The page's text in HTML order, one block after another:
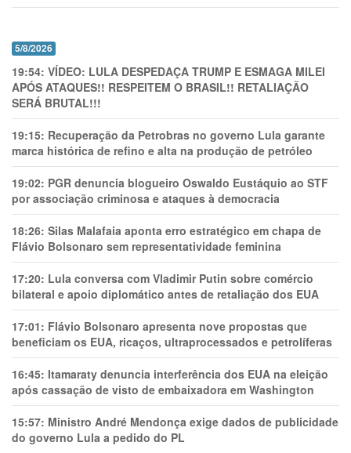
5/8/2026
19:54: VÍDEO: LULA DESPEDAÇA TRUMP E ESMAGA MILEI
APÓS ATAQUES!! RESPEITEM O BRASIL!! RETALIAÇÃO
SERÁ BRUTAL!!!
19:15: Recuperação da Petrobras no governo Lula garante
marca histórica de refino e alta na produção de petróleo
19:02: PGR denuncia blogueiro Oswaldo Eustáquio ao STF
por associação criminosa e ataques à democracia
18:26: Silas Malafaia aponta erro estratégico em chapa de
Flávio Bolsonaro sem representatividade feminina
17:20: Lula conversa com Vladimir Putin sobre comércio
bilateral e apoio diplomático antes de retaliação dos EUA
17:01: Flávio Bolsonaro apresenta nove propostas que
beneficiam os EUA, ricaços, ultraprocessados e petrolíferas
16:45: Itamaraty denuncia interferência dos EUA na eleição
após cassação de visto de embaixadora em Washington
15:57: Ministro André Mendonça exige dados de publicidade
do governo Lula a pedido do PL